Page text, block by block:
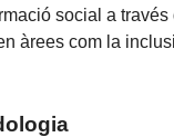
social a
àrees com la